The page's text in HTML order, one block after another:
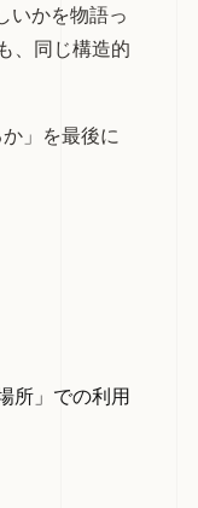
いかを物語っ
、同じ構造的
」を最後に
所」での利用